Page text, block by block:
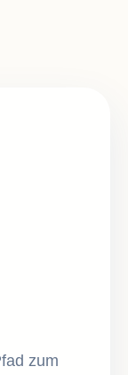
zum